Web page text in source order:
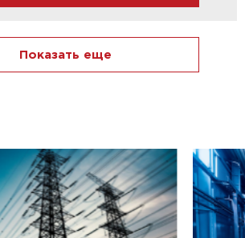
Показать еще